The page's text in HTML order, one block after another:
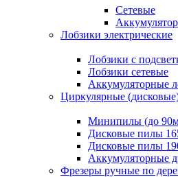
Сетевые
Лобзики электрические
Лобзики с
Лобзики сетевые
Аккумуляторные
Циркулярные
Минипилы (до
Дисковые пилы
Дисковые пилы
Аккумуляторные
Фрезеры ручные по